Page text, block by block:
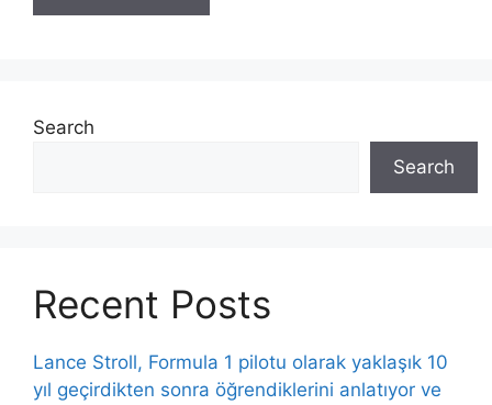
Search
Search
Recent Posts
Lance Stroll, Formula 1 pilotu olarak yaklaşık 10
yıl geçirdikten sonra öğrendiklerini anlatıyor ve